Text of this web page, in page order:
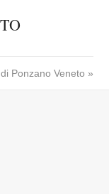
Ponzano Veneto »